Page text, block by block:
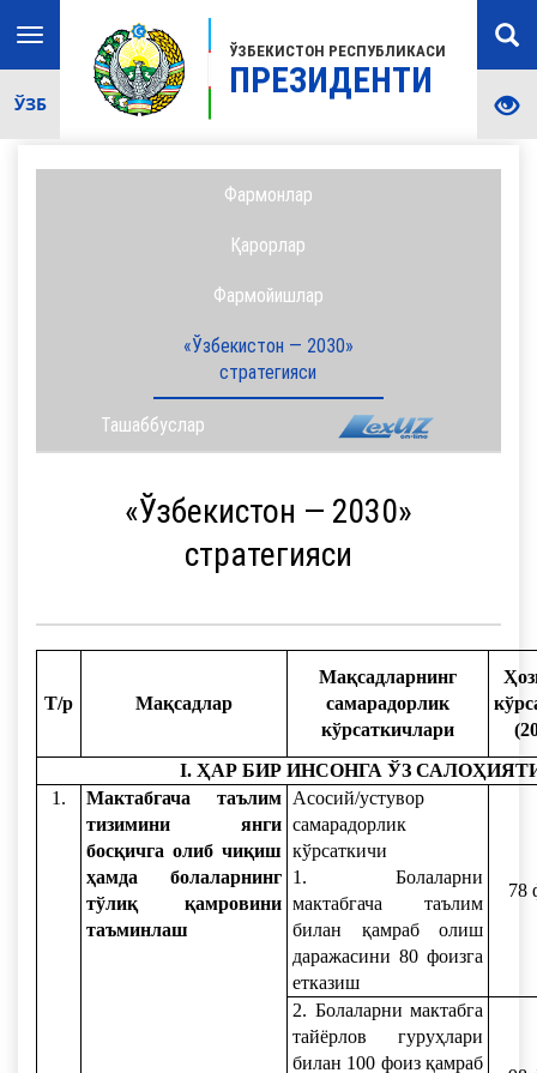
ЎЗБЕКИСТОН РЕСПУБЛИКАСИ
ПРЕЗИДЕНТИ
Toggle
navigation
ЎЗБ
Фармонлар
Қарорлар
Фармойишлар
«Ўзбекистон — 2030»
стратегияси
Ташаббуслар
«Ўзбекистон — 2030»
стратегияси
Т/р Мақсадлар
Мақсадларнинг
самарадорлик
кўрсаткичлари
I. ҲАР БИР ИНСОНГА ЎЗ
1.
Мактабгача таълим
тизимини янги
босқичга олиб чиқиш
ҳамда болаларнинг
тўлиқ қамровини
таъминлаш
Асосий/устувор
самарадорлик
кўрсаткичи
1. Болаларни
мактабгача таълим
билан қамраб олиш
даражасини 80 фоизга
етказиш
78
2. Болаларни мактабга
тайёрлов гуруҳлари
билан 100 фоиз қамраб